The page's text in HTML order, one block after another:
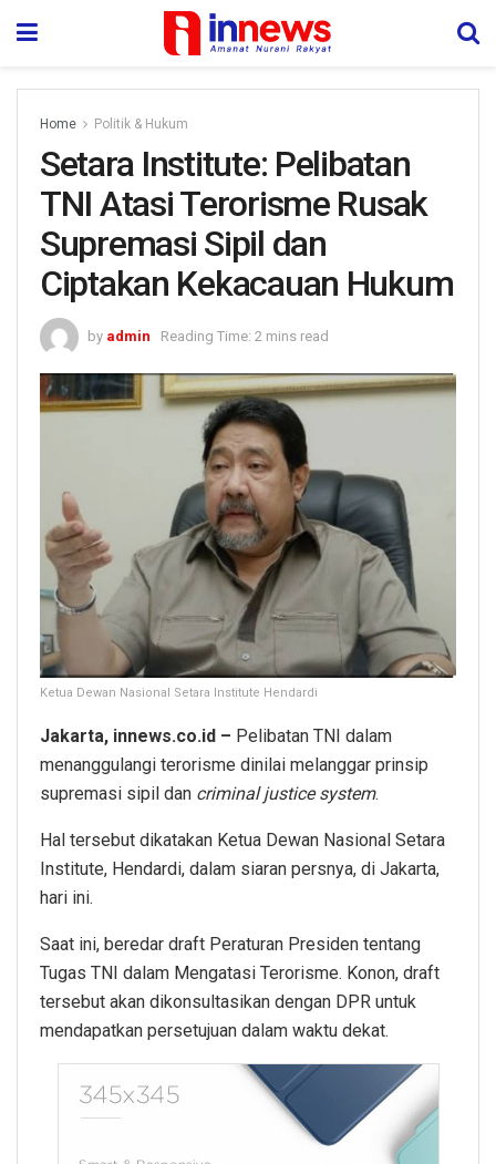
Home Politik & Hukum
Setara Institute: Pelibatan
TNI Atasi Terorisme Rusak
Supremasi Sipil dan
Ciptakan Kekacauan Hukum
by admin Reading Time: 2 mins read
Ketua Dewan Nasional Setara Institute Hendardi
Jakarta, innews.co.id – Pelibatan TNI dalam
menanggulangi terorisme dinilai melanggar prinsip
supremasi sipil dan criminal justice system.
Hal tersebut dikatakan Ketua Dewan Nasional Setara
Institute, Hendardi, dalam siaran persnya, di Jakarta,
hari ini.
Saat ini, beredar draft Peraturan Presiden tentang
Tugas TNI dalam Mengatasi Terorisme. Konon, draft
tersebut akan dikonsultasikan dengan DPR untuk
mendapatkan persetujuan dalam waktu dekat.